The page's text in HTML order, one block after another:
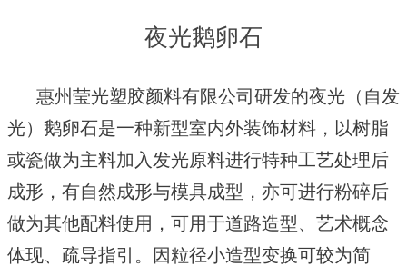
夜光鹅卵石
惠州莹光塑胶颜料有限公司研发的夜光（自发
光）鹅卵石是一种新型室内外装饰材料，以树脂
或瓷做为主料加入发光原料进行特种工艺处理后
成形，有自然成形与模具成型，亦可进行粉碎后
做为其他配料使用，可用于道路造型、艺术概念
体现、疏导指引。因粒径小造型变换可较为简